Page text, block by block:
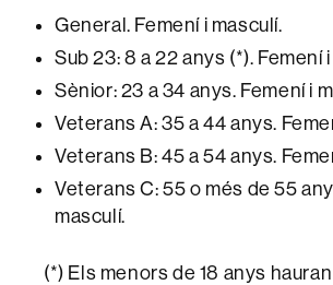
General. Femení i masculí.
Sub 23: 8 a 22 anys (*). Femení
Sènior: 23 a 34 anys. Femení i
Veterans A: 35 a 44 anys.
Veterans B: 45 a 54 anys.
Veterans C: 55 o més de 55
masculí.
(*) Els menors de 18 anys